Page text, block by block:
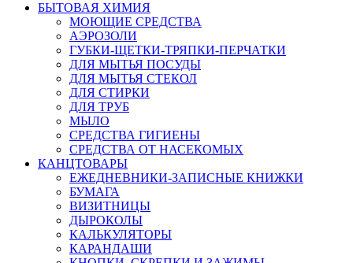
БЫТОВАЯ ХИМИЯ
МОЮЩИЕ СРЕДСТВА
АЭРОЗОЛИ
ГУБКИ-ЩЕТКИ-ТРЯПКИ-ПЕРЧАТКИ
ДЛЯ МЫТЬЯ ПОСУДЫ
ДЛЯ МЫТЬЯ СТЕКОЛ
ДЛЯ СТИРКИ
ДЛЯ ТРУБ
МЫЛО
СРЕДСТВА ГИГИЕНЫ
СРЕДСТВА ОТ НАСЕКОМЫХ
КАНЦТОВАРЫ
ЕЖЕДНЕВНИКИ-ЗАПИСНЫЕ КНИЖКИ
БУМАГА
ВИЗИТНИЦЫ
ДЫРОКОЛЫ
КАЛЬКУЛЯТОРЫ
КАРАНДАШИ